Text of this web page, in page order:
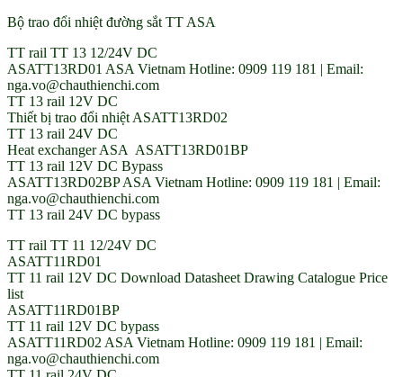
Bộ trao đổi nhiệt đường sắt TT ASA
TT rail TT 13 12/24V DC
ASATT13RD01 ASA Vietnam Hotline: 0909 119 181 | Email:
nga.vo@chauthienchi.com
TT 13 rail 12V DC
Thiết bị trao đổi nhiệt ASATT13RD02
TT 13 rail 24V DC
Heat exchanger ASA ASATT13RD01BP
TT 13 rail 12V DC Bypass
ASATT13RD02BP ASA Vietnam Hotline: 0909 119 181 | Email:
nga.vo@chauthienchi.com
TT 13 rail 24V DC bypass
TT rail TT 11 12/24V DC
ASATT11RD01
TT 11 rail 12V DC Download Datasheet Drawing Catalogue Price
list
ASATT11RD01BP
TT 11 rail 12V DC bypass
ASATT11RD02 ASA Vietnam Hotline: 0909 119 181 | Email:
nga.vo@chauthienchi.com